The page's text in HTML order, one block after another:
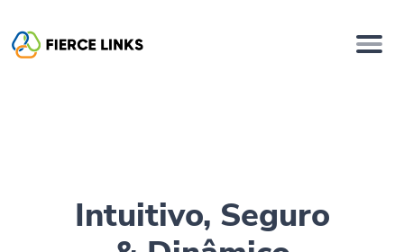
Intuitivo, Seguro